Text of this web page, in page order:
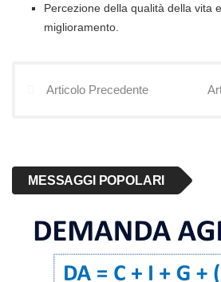
Percezione della qualità della vita
miglioramento.
Articolo Precedente
MESSAGGI POPOLARI